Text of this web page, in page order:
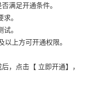
满足开通条件。
。
。
上方可开通权限。
，点击【 立即开通】，